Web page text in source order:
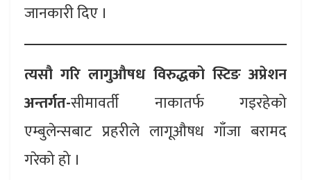
जानकारी दिए ।
त्यसौ गरि लागुऔषध विरुद्धको स्टिङ अप्रेशन
अन्तर्गत-सीमावर्ती नाकातर्फ गइरहेको
एम्बुलेन्सबाट प्रहरीले लागूऔषध गाँजा बरामद
गरेको हो ।